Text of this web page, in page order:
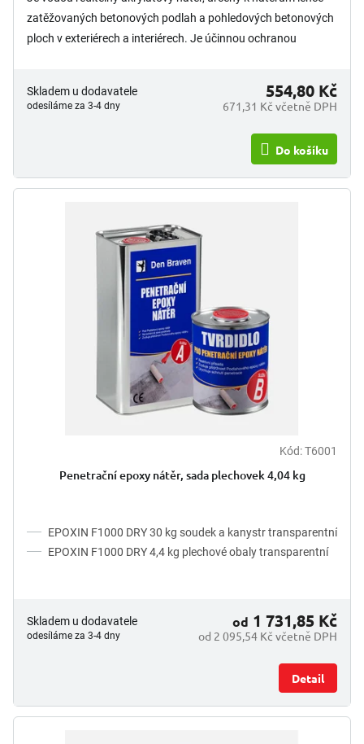
zatěžovaných betonových podlah a pohledových betonových
ploch v exteriérech a interiérech. Je účinnou ochranou
Skladem u dodavatele
odesíláme za 3-4 dny 671,31 Kč včetně DPH
554,80 Kč
Do košíku
Kód:T6001
Penetrační epoxy nátěr, sada plechovek 4,04 kg
EPOXIN F1000 DRY 30 kg soudek a kanystr transparentní
EPOXIN F1000 DRY 4,4 kg plechové obaly transparentní
Skladem u dodavatele
odesíláme za 3-4 dny od 2 095,54 Kč včetně DPH
od 1 731,85 Kč
Detail